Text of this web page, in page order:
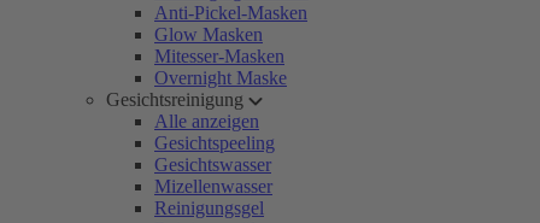
Anti-Pickel-Masken
Glow Masken
Mitesser-Masken
Overnight Maske
Gesichtsreinigung
Alle anzeigen
Gesichtspeeling
Gesichtswasser
Mizellenwasser
Reinigungsgel